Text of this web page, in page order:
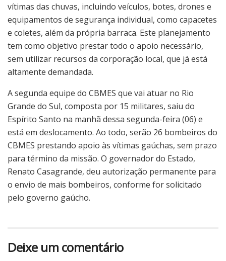
vítimas das chuvas, incluindo veículos, botes, drones e
equipamentos de segurança individual, como capacetes
e coletes, além da própria barraca. Este planejamento
tem como objetivo prestar todo o apoio necessário,
sem utilizar recursos da corporação local, que já está
altamente demandada.
A segunda equipe do CBMES que vai atuar no Rio
Grande do Sul, composta por 15 militares, saiu do
Espírito Santo na manhã dessa segunda-feira (06) e
está em deslocamento. Ao todo, serão 26 bombeiros do
CBMES prestando apoio às vítimas gaúchas, sem prazo
para término da missão. O governador do Estado,
Renato Casagrande, deu autorização permanente para
o envio de mais bombeiros, conforme for solicitado
pelo governo gaúcho.
Deixe um comentário